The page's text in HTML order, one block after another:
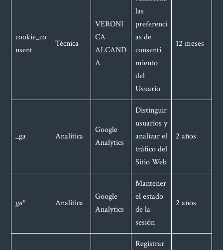
cookie_co
nsent
Técnica
VERONI
CA
ALCAND
A
las
preferenci
as de
consenti
miento
del
Usuario
12 meses
_ga Analítica
Google
Analytics
Distinguir
usuarios y
analizar el
tráfico del
Sitio Web
2 años
ga* Analítica
Google
Analytics
Mantener
el estado
de la
sesión
2 años
Registrar